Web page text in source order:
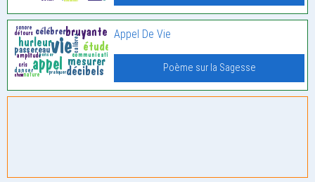
Appel De Vie
Poème sur la Sagesse